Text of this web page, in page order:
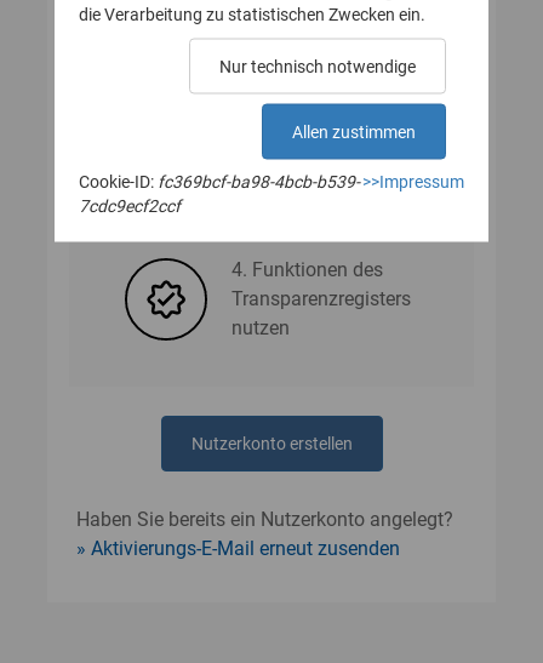
des Nutzerkontos
bestätigen
3. Nutzerdaten angeben
4. Funktionen des
Transparenzregisters
nutzen
Nutzerkonto erstellen
Haben Sie bereits ein Nutzerkonto angelegt?
Aktivierungs-E-Mail erneut zusenden
die Verarbeitung zu statistischen Zwecken ein.
Nur technisch notwendige
Allen zustimmen
Cookie-ID: fc369bcf-ba98-4bcb-b539-
7cdc9ecf2ccf
>>Impressum